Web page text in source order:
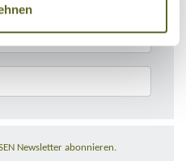
Newsletter abonnieren.